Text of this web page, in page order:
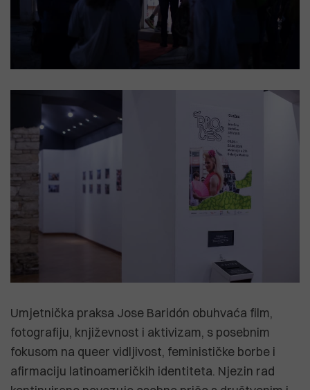
Umjetnička praksa Jose Baridón obuhvaća film,
fotografiju, književnost i aktivizam, s posebnim
fokusom na queer vidljivost, feminističke borbe i
afirmaciju latinoameričkih identiteta. Njezin rad